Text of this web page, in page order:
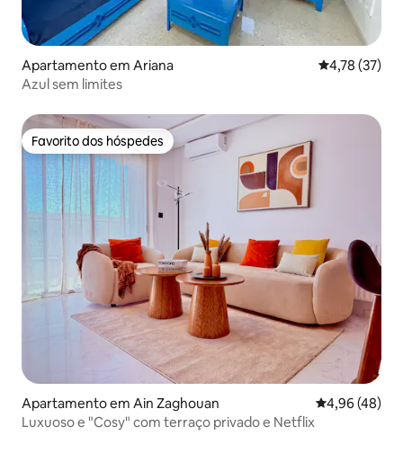
Apartamento em Ariana Classificação
4,78 (37)
Azul sem limites
Favorito dos hóspedes
Favorito dos hóspedes
Apartamento em Ain Zaghouan Classificação
4,96 (48)
Luxuoso e "Cosy" com terraço privado e Netflix